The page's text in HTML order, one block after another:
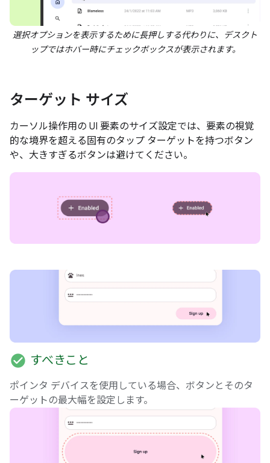
選択オプションを表示するために長押しする代わりに、デスクト
ップではホバー時にチェックボックスが表示されます。
ターゲット サイズ
カーソル操作用の UI 要素のサイズ設定では、要素の視覚
的な境界を超える固有のタップ ターゲットを持つボタン
や、大きすぎるボタンは避けてください。
check_circle すべきこと
ポインタ デバイスを使用している場合、ボタンとそのタ
ーゲットの最大幅を設定します。